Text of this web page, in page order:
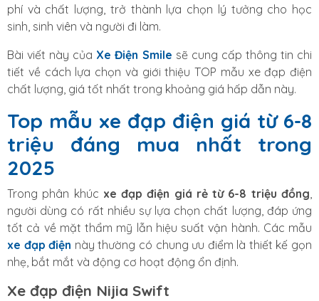
phí và chất lượng, trở thành lựa chọn lý tưởng cho học
sinh, sinh viên và người đi làm.
Bài viết này của Xe Điện Smile sẽ cung cấp thông tin chi
tiết về cách lựa chọn và giới thiệu TOP mẫu xe đạp điện
chất lượng, giá tốt nhất trong khoảng giá hấp dẫn này.
Top mẫu xe đạp điện giá từ 6-8
triệu đáng mua nhất trong
2025
Trong phân khúc xe đạp điện giá rẻ từ 6-8 triệu đồng,
người dùng có rất nhiều sự lựa chọn chất lượng, đáp ứng
tốt cả về mặt thẩm mỹ lẫn hiệu suất vận hành. Các mẫu
xe đạp điện này thường có chung ưu điểm là thiết kế gọn
nhẹ, bắt mắt và động cơ hoạt động ổn định.
Xe đạp điện Nijia Swift